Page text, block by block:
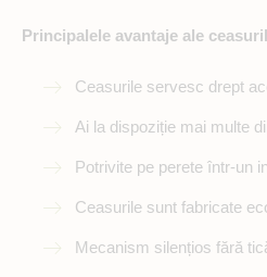
Principalele avantaje ale
Ceasurile servesc drept
Ai la dispoziție mai multe
Potrivite pe perete într-un
Ceasurile sunt fabricate
Mecanism silențios fără